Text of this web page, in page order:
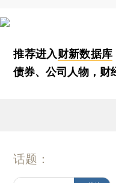
推荐进入财新数据库
债券、公司人物，财
话题：